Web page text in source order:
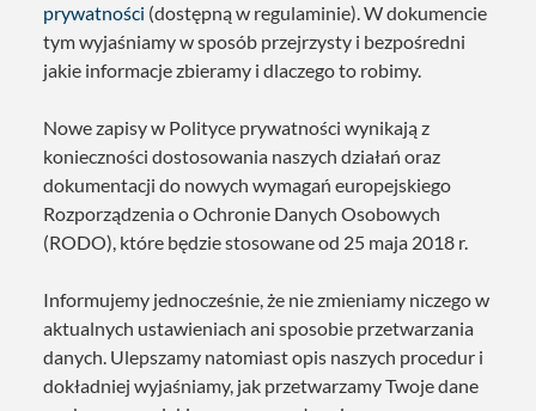
prywatności (dostępną w regulaminie). W dokumencie
tym wyjaśniamy w sposób przejrzysty i bezpośredni
jakie informacje zbieramy i dlaczego to robimy.
Nowe zapisy w Polityce prywatności wynikają z
konieczności dostosowania naszych działań oraz
dokumentacji do nowych wymagań europejskiego
Rozporządzenia o Ochronie Danych Osobowych
(RODO), które będzie stosowane od 25 maja 2018 r.
Informujemy jednocześnie, że nie zmieniamy niczego w
aktualnych ustawieniach ani sposobie przetwarzania
danych. Ulepszamy natomiast opis naszych procedur i
dokładniej wyjaśniamy, jak przetwarzamy Twoje dane